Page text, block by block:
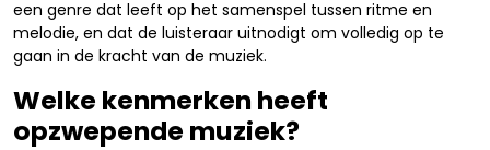
een genre dat leeft op het samenspel tussen ritme en
melodie, en dat de luisteraar uitnodigt om volledig op te
gaan in de kracht van de muziek.
Welke kenmerken heeft
opzwepende muziek?